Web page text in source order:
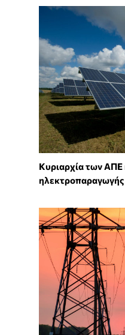
Κυριαρχία των ΑΠΕ
ηλεκτροπαραγωγής